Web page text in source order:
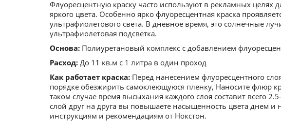
Флуоресцентную краску часто используют в рекламных целях
яркого цвета. Особенно ярко флуоресцентная краска
ультрафиолетового света. В дневное время, это солнечные
ультрафиолетовая подсветка.
Основа: Полиуретановый комплекс с добавлением
Расход: До 11 кв.м с 1 литра в один проход
Как работает краска: Перед нанесением флуоресцентного
порядке обезжирить самоклеющуюся пленку, Наносите флюр
таком случае время высыхания каждого слоя составит всего
слой друг на друга вы повышаете насыщенность цвета днем и
инструкциям и рекомендациям от Нокстон.